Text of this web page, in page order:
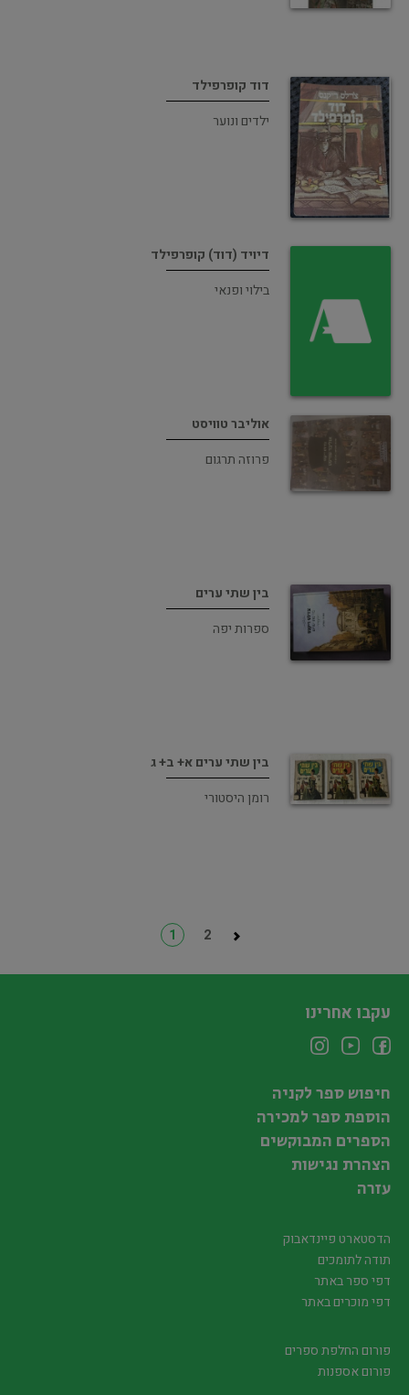
דוד קופרפילד
ילדים ונוער
דיויד (דוד) קופרפילד
בילוי ופנאי
אוליבר טוויסט
פרוזה תרגום
בין שתי ערים
ספרות יפה
בין שתי ערים א+ ב+ ג
רומן היסטורי
1 2
עקבו אחרינו
חיפוש ספר לקניה
הוספת ספר למכירה
הספרים המבוקשים
הצהרת נגישות
עזרה
הדסטארט פיינדאבוק
תודה לתומכים
דפי ספר באתר
דפי מוכרים באתר
פורום החלפת ספרים
פורום אספנות